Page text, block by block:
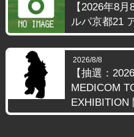
【2026年8
ルパ京都21
2026/8/8
【抽選：
MEDICOM
EXHIBITION